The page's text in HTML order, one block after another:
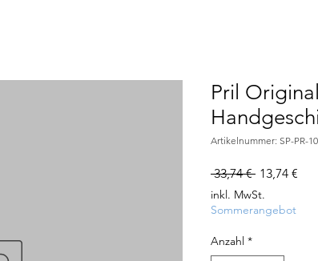
Pril Original
Artikelnummer: SP-PR-10
33,74 € 13,74 €
inkl. MwSt.
Sommerangebot
Anzahl *